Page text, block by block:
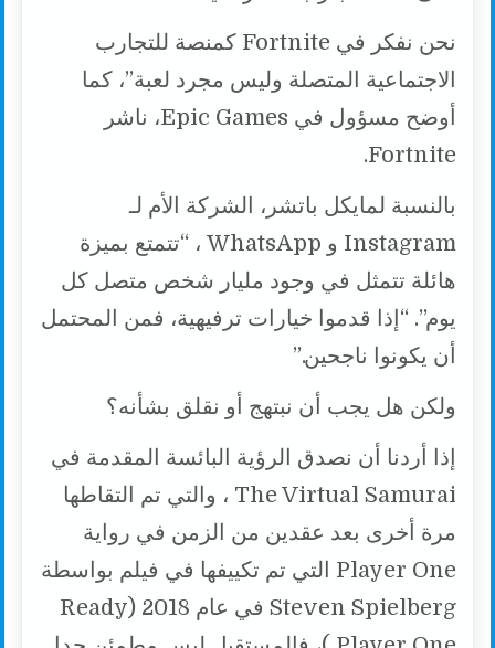
نحن نفكر في Fortnite كمنصة للتجارب
الاجتماعية المتصلة وليس مجرد لعبة”، كما
أوضح مسؤول في Epic Games، ناشر
Fortnite.
بالنسبة لمايكل باتشر، الشركة الأم لـ
Instagram و WhatsApp ، “تتمتع بميزة
هائلة تتمثل في وجود مليار شخص متصل كل
يوم”. “إذا قدموا خيارات ترفيهية، فمن المحتمل
أن يكونوا ناجحين.”
ولكن هل يجب أن نبتهج أو نقلق بشأنه؟
إذا أردنا أن نصدق الرؤية البائسة المقدمة في
The Virtual Samurai ، والتي تم التقاطها
مرة أخرى بعد عقدين من الزمن في رواية
Player One التي تم تكييفها في فيلم بواسطة
Steven Spielberg في عام 2018 (Ready